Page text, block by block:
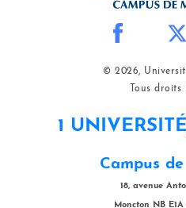
© 2026,
Tous droits
1
Campus
18, avenue
Moncton NB